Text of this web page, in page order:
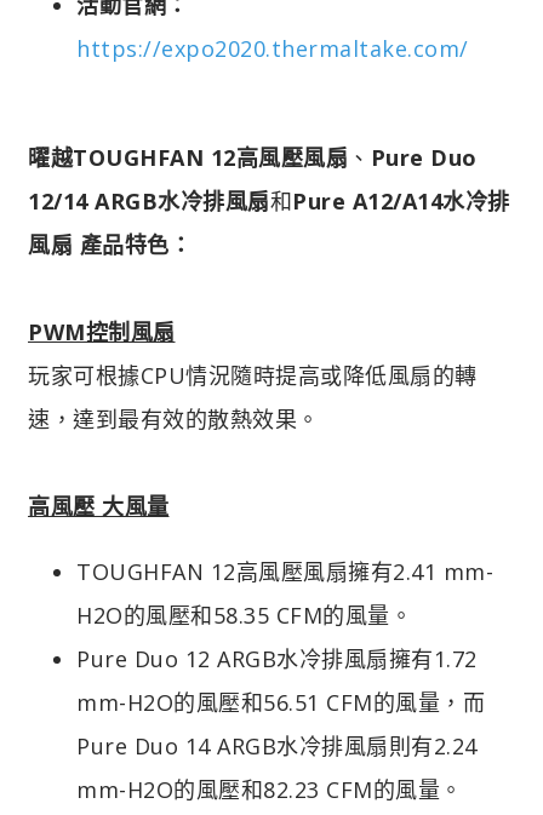
https://expo2020.thermaltake.com/
曜越TOUGHFAN 12高風壓風扇 、 Pure Duo
12/14 ARGB水冷排風扇和Pure A12/A14水冷排
風扇 產品特色：
PWM控制風扇
玩家可根據CPU情況隨時提高或降低風扇的轉
速，達到最有效的散熱效果。
高風壓 大風量
TOUGHFAN 12高風壓風扇擁有2.41 mm-
H2O的風壓和58.35 CFM的風量。
Pure Duo 12 ARGB水冷排風扇擁有1.72
mm-H2O的風壓和56.51 CFM的風量，而
Pure Duo 14 ARGB水冷排風扇則有2.24
mm-H2O的風壓和82.23 CFM的風量。